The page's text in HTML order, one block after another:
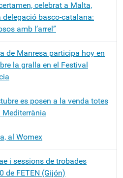
celebrat a Malta,
basco-catalana:
amb l’arrel”
de Manresa participa hoy en
la gralla en el Festival
es posen a la venda totes
Mediterrània
al Womex
i sessions de trobades
de FETEN (Gijón)